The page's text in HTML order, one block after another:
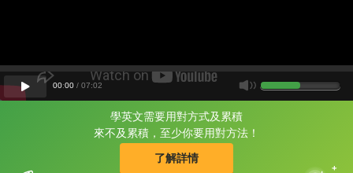
學英文需要用對方式及累積
來不及累積，至少你要用對方法！
了解詳情
片尾有
攻其不背
的品牌故事
00:00 / 07:02